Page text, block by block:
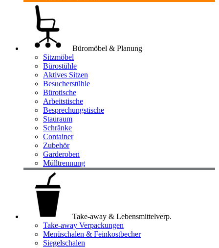
Büromöbel & Planung
Sitzmöbel
Bürostühle
Aktives Sitzen
Besucherstühle
Bürotische
Arbeitstische
Besprechungstische
Stauraum
Schränke
Container
Zubehör
Garderoben
Mülltrennung
Take-away & Lebensmittelverp.
Take-away Verpackungen
Menüschalen & Feinkostbecher
Siegelschalen